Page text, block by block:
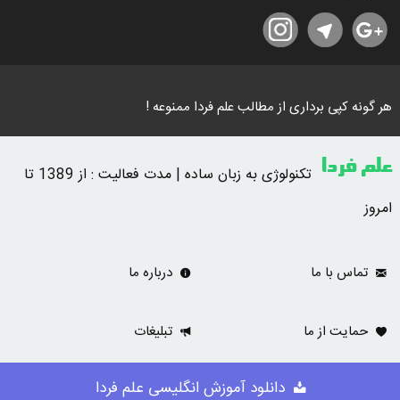
هر گونه کپی برداری از مطالب علم فردا ممنوعه !
علم فردا
تکنولوژی به زبان ساده | مدت فعالیت : از 1389 تا
امروز
تماس با ما درباره ما
حمایت از ما تبلیغات
دانلود آموزش انگلیسی علم فردا